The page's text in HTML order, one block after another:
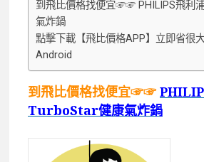
到飛比價格找便宜☞☞ PHILIPS飛利
氣炸鍋
點擊下載【飛比價格APP】立即省
Android
到飛比價格找便宜☞☞
TurboStar健康氣炸鍋